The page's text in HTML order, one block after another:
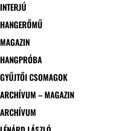
INTERJÚ
HANGERŐMŰ
MAGAZIN
HANGPRÓBA
GYŰJTŐI CSOMAGOK
ARCHÍVUM – MAGAZIN
ARCHÍVUM